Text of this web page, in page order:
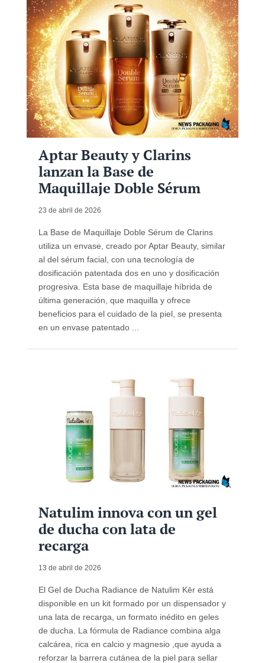
Aptar Beauty y Clarins
lanzan la Base de
Maquillaje Doble Sérum
23 de abril de 2026
La Base de Maquillaje Doble Sérum de Clarins
utiliza un envase, creado por Aptar Beauty, similar
al del sérum facial, con una tecnología de
dosificación patentada dos en uno y dosificación
progresiva. Esta base de maquillaje híbrida de
última generación, que maquilla y ofrece
beneficios para el cuidado de la piel, se presenta
en un envase patentado ...
Natulim innova con un gel
de ducha con lata de
recarga
13 de abril de 2026
El Gel de Ducha Radiance de Natulim Kēr está
disponible en un kit formado por un dispensador y
una lata de recarga, un formato inédito en geles
de ducha. La fórmula de Radiance combina alga
calcárea, rica en calcio y magnesio ,que ayuda a
reforzar la barrera cutánea de la piel para sellar